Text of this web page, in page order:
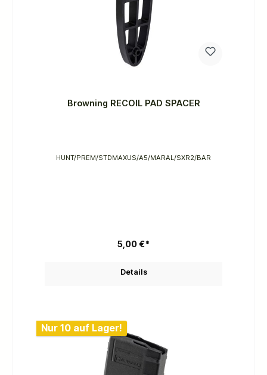
Browning RECOIL PAD SPACER
HUNT/PREM/STDMAXUS/A5/MARAL/SXR2/BAR
5,00 €*
Details
Nur 10 auf Lager!